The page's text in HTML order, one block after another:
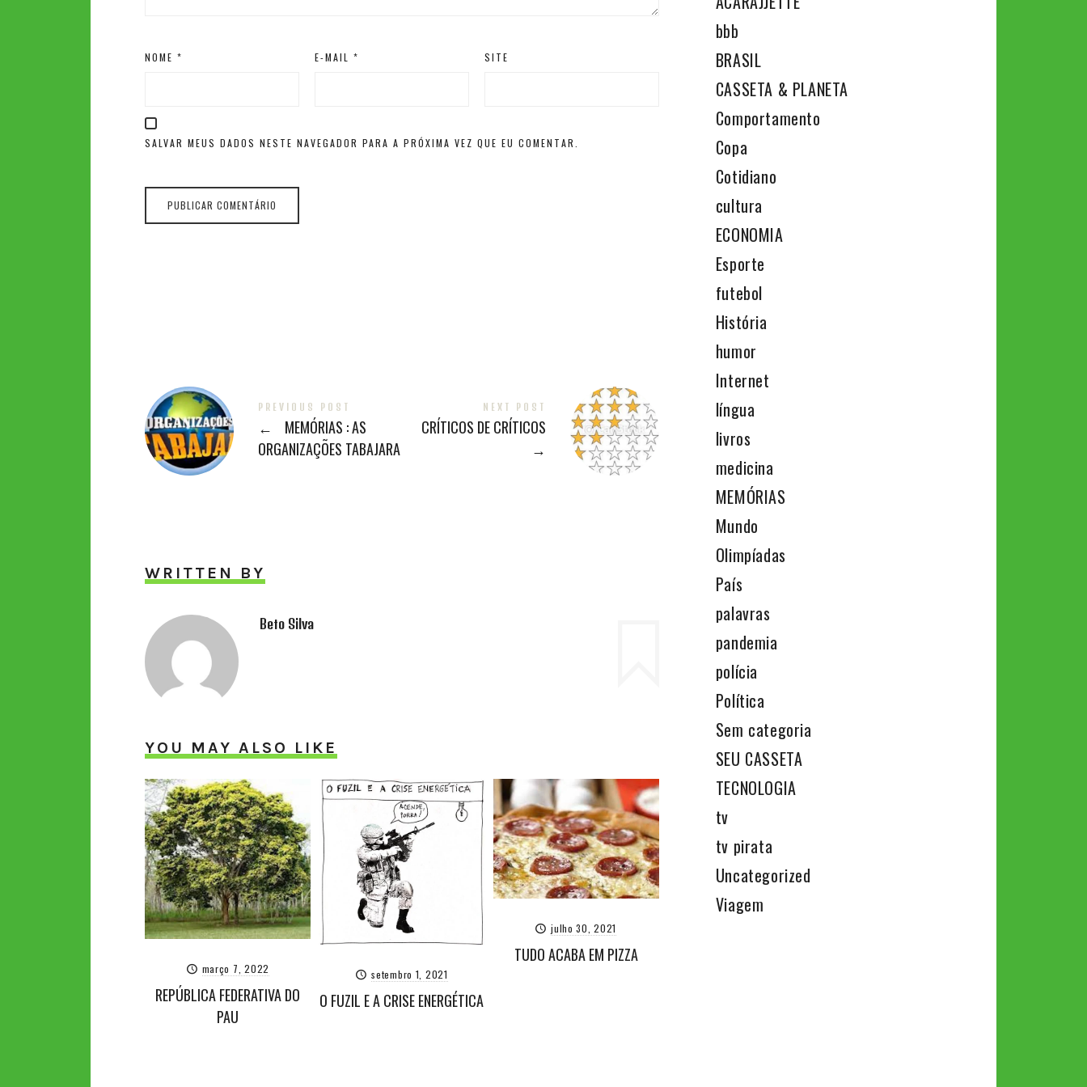
NOME* E-MAIL * SITE
SALVAR MEUS DADOS NESTE NAVEGADOR PARA A PRÓXIMA VEZ QUE EU COMENTAR.
PREVIOUS POST
←
MEMÓRIAS : AS
ORGANIZAÇÕES TABAJARA
NEXT POST
CRÍTICOS DE CRÍTICOS
→
WRITTEN BY
Beto Silva
YOU MAY ALSO LIKE
março 7, 2022
REPÚBLICA FEDERATIVA DO
PAU
setembro 1, 2021
O FUZIL E A CRISE ENERGÉTICA
julho 30, 2021
TUDO ACABA EM PIZZA
bbb
BRASIL
CASSETA & PLANETA
Comportamento
Copa
Cotidiano
cultura
ECONOMIA
Esporte
futebol
História
humor
Internet
língua
livros
medicina
MEMÓRIAS
Mundo
Olimpíadas
País
palavras
pandemia
polícia
Política
Sem categoria
SEU CASSETA
TECNOLOGIA
tv
tv pirata
Uncategorized
Viagem